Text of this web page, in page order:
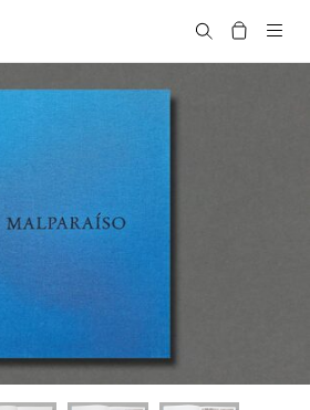
搜尋